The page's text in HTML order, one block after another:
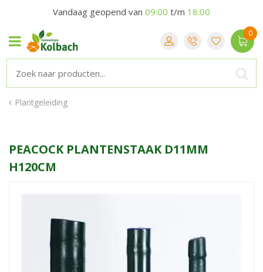
Plantgeleiding
Vandaag geopend van 09:00 t/m 18:00
PEACOCK PLANTENSTAAK D11MM
H120CM